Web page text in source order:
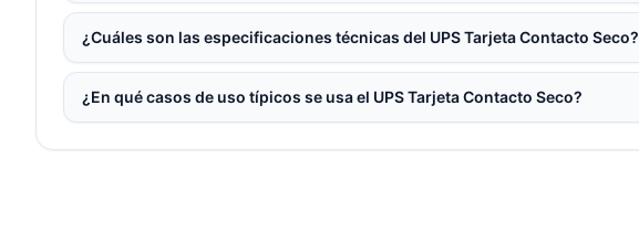
¿Cuáles son las especificaciones técnicas del UPS Tarjeta Contacto Seco?
¿En qué casos de uso típicos se usa el UPS Tarjeta Contacto Seco?